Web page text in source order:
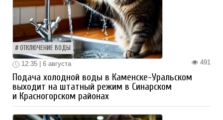
ОТКЛЮЧЕНИЕ ВОДЫ
491
12:35 | 6 августа
Подача холодной воды в Каменске-Уральском
выходит на штатный режим в Синарском
и Красногорском районах